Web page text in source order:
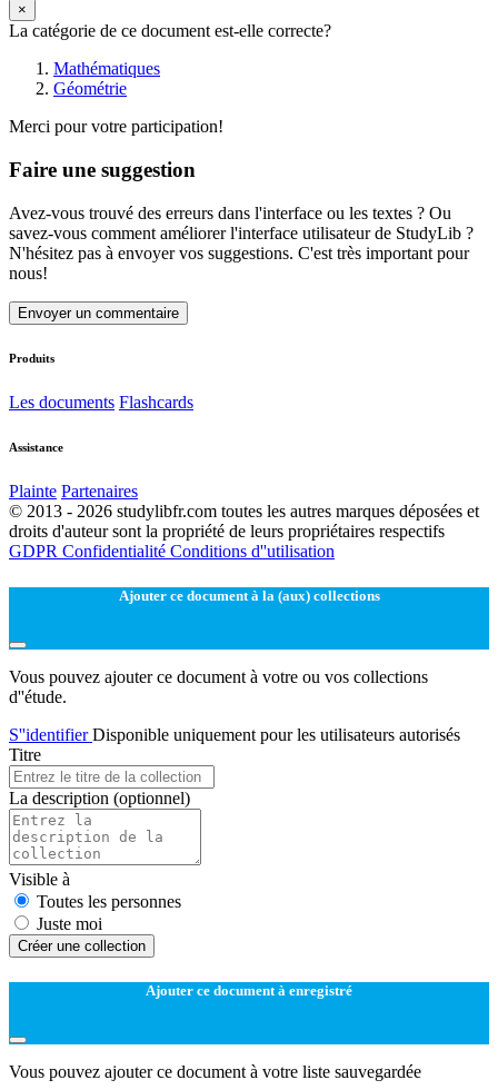
×
La catégorie de ce document est-elle correcte?
Mathématiques
Géométrie
Merci pour votre participation!
Faire une suggestion
Avez-vous trouvé des erreurs dans l'interface ou les textes ? Ou
savez-vous comment améliorer l'interface utilisateur de StudyLib ?
N'hésitez pas à envoyer vos suggestions. C'est très important pour
nous!
Envoyer un commentaire
Produits
Les documents Flashcards
Assistance
Plainte Partenaires
© 2013 - 2026 studylibfr.com toutes les autres marques déposées et
droits d'auteur sont la propriété de leurs propriétaires respectifs
GDPR Confidentialité Conditions d''utilisation
Ajouter ce document à la (aux) collections
Vous pouvez ajouter ce document à votre ou vos collections
d''étude.
S''identifierDisponible uniquement pour les utilisateurs autorisés
Titre
La description (optionnel)
Visible à
Toutes les personnes
Juste moi
Créer une collection
Ajouter ce document à enregistré
Vous pouvez ajouter ce document à votre liste sauvegardée